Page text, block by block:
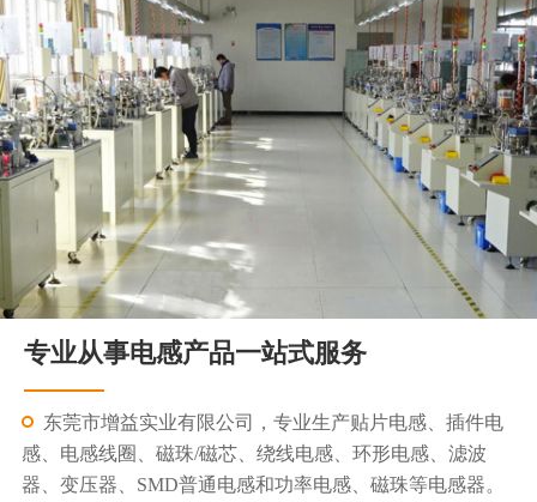
专业从事电感产品一站式服务
东莞市增益实业有限公司，专业生产贴片电感、插件电
感、电感线圈、磁珠/磁芯、绕线电感、环形电感、滤波
器、变压器、SMD普通电感和功率电感、磁珠等电感器。